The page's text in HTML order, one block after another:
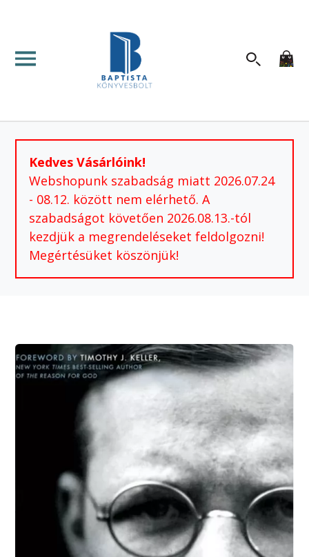
Kedves Vásárlóink!
Webshopunk szabadság miatt 2026.07.24
- 08.12. között nem elérhető. A
szabadságot követően 2026.08.13.-tól
kezdjük a megrendeléseket feldolgozni!
Megértésüket köszönjük!